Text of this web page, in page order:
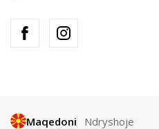
Maqedoni Ndryshoje